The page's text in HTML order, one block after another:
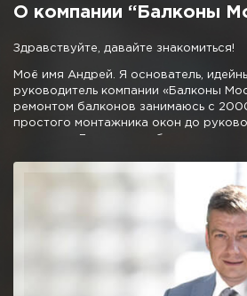
О компании “Балконы
Здравствуйте, давайте знакомиться!
Моё имя Андрей. Я основатель,
руководитель компании «Балконы
ремонтом балконов занимаюсь с
простого монтажника окон до
благоустройства балконов и лоджий.
Мне не очень хочется писать про
10 летнюю гарантию, как это требуют
отмечу одно, мне не стыдно за
Можете вызвать десяток компаний
ценовую политику и убедитесь, что